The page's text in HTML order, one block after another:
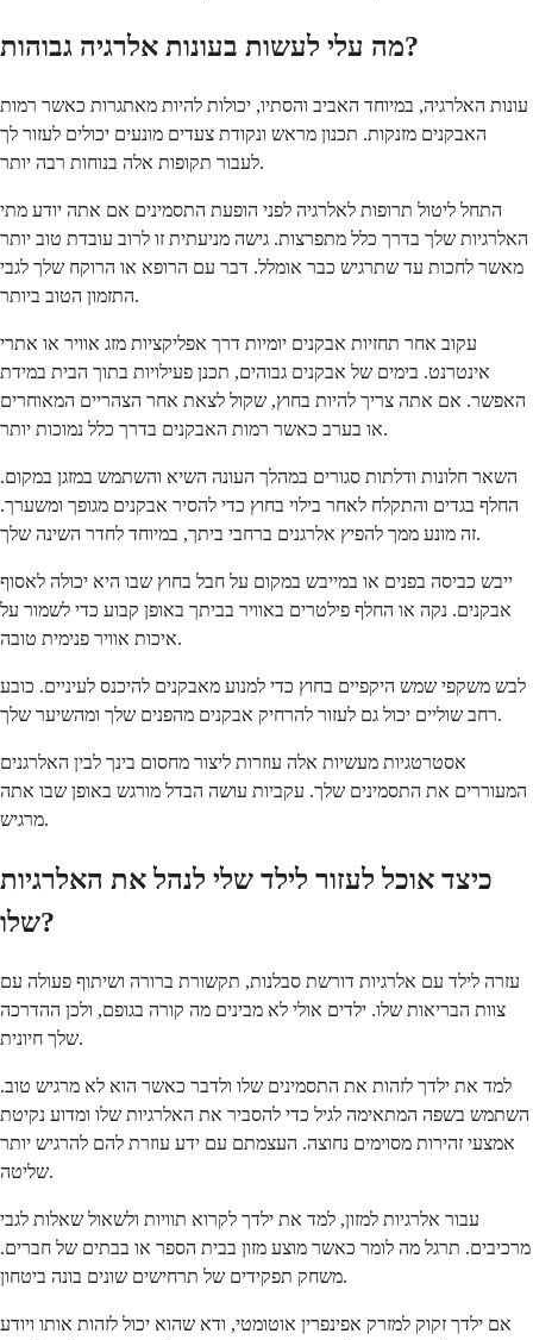
מה עלי לעשות בעונות אלרגיה גבוהות?
עונות האלרגיה, במיוחד האביב והסתיו, יכולות להיות מאתגרות כאשר רמות
האבקנים מזנקות. תכנון מראש ונקודת צעדים מונעים יכולים לעזור לך
לעבור תקופות אלה בנוחות רבה יותר.
התחל ליטול תרופות לאלרגיה לפני הופעת התסמינים אם אתה יודע מתי
האלרגיות שלך בדרך כלל מתפרצות. גישה מניעתית זו לרוב עובדת טוב יותר
מאשר לחכות עד שתרגיש כבר אומלל. דבר עם הרופא או הרוקח שלך לגבי
התזמון הטוב ביותר.
עקוב אחר תחזיות אבקנים יומיות דרך אפליקציות מזג אוויר או אתרי
אינטרנט. בימים של אבקנים גבוהים, תכנן פעילויות בתוך הבית במידת
האפשר. אם אתה צריך להיות בחוץ, שקול לצאת אחר הצהריים המאוחרים
או בערב כאשר רמות האבקנים בדרך כלל נמוכות יותר.
השאר חלונות ודלתות סגורים במהלך העונה השיא והשתמש במזגן במקום.
החלף בגדים והתקלח לאחר בילוי בחוץ כדי להסיר אבקנים מגופך ומשערך.
זה מונע ממך להפיץ אלרגנים ברחבי ביתך, במיוחד לחדר השינה שלך.
ייבש כביסה בפנים או במייבש במקום על חבל בחוץ שבו היא יכולה לאסוף
אבקנים. נקה או החלף פילטרים באוויר בביתך באופן קבוע כדי לשמור על
איכות אוויר פנימית טובה.
לבש משקפי שמש היקפיים בחוץ כדי למנוע מאבקנים להיכנס לעיניים. כובע
רחב שוליים יכול גם לעזור להרחיק אבקנים מהפנים שלך ומהשיער שלך.
אסטרטגיות מעשיות אלה עוזרות ליצור מחסום בינך לבין האלרגנים
המעוררים את התסמינים שלך. עקביות עושה הבדל מורגש באופן שבו אתה
מרגיש.
כיצד אוכל לעזור לילד שלי לנהל את האלרגיות
שלו?
עזרה לילד עם אלרגיות דורשת סבלנות, תקשורת ברורה ושיתוף פעולה עם
צוות הבריאות שלו. ילדים אולי לא מבינים מה קורה בגופם, ולכן ההדרכה
שלך חיונית.
למד את ילדך לזהות את התסמינים שלו ולדבר כאשר הוא לא מרגיש טוב.
השתמש בשפה המתאימה לגיל כדי להסביר את האלרגיות שלו ומדוע נקיטת
אמצעי זהירות מסוימים נחוצה. העצמתם עם ידע עוזרת להם להרגיש יותר
שליטה.
עבור אלרגיות למזון, למד את ילדך לקרוא תוויות ולשאול שאלות לגבי
מרכיבים. תרגל מה לומר כאשר מוצע מזון בבית הספר או בבתים של חברים.
משחק תפקידים של תרחישים שונים בונה ביטחון.
אם ילדך זקוק למזרק אפינפרין אוטומטי, ודא שהוא יכול לזהות אותו ויודע